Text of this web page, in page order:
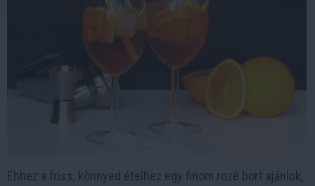
Ehhez a friss, könnyed ételhez egy finom rozé bort ajánlok,